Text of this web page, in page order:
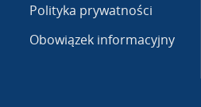
Polityka prywatności
Obowiązek informacyjny